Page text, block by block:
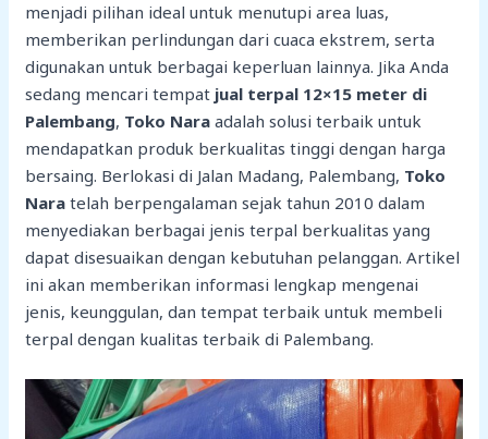
menjadi pilihan ideal untuk menutupi area luas,
memberikan perlindungan dari cuaca ekstrem, serta
digunakan untuk berbagai keperluan lainnya. Jika Anda
sedang mencari tempat jual terpal 12×15 meter di
Palembang, Toko Nara adalah solusi terbaik untuk
mendapatkan produk berkualitas tinggi dengan harga
bersaing. Berlokasi di Jalan Madang, Palembang, Toko
Nara telah berpengalaman sejak tahun 2010 dalam
menyediakan berbagai jenis terpal berkualitas yang
dapat disesuaikan dengan kebutuhan pelanggan. Artikel
ini akan memberikan informasi lengkap mengenai
jenis, keunggulan, dan tempat terbaik untuk membeli
terpal dengan kualitas terbaik di Palembang.